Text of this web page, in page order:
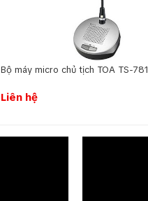
Bộ máy micro chủ tịch TOA TS-781
Liên hệ